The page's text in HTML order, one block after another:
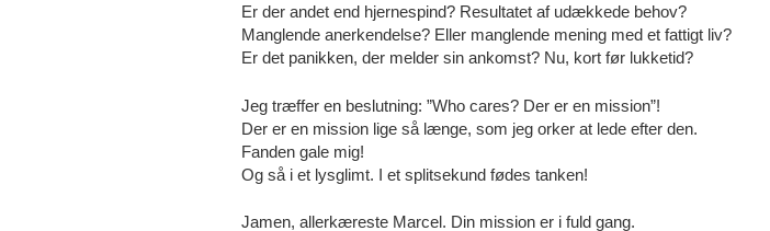
Er der andet end hjernespind? Resultatet af udækkede behov?
Manglende anerkendelse? Eller manglende mening med et fattigt liv?
Er det panikken, der melder sin ankomst? Nu, kort før lukketid?
Jeg træffer en beslutning: ”Who cares? Der er en mission”!
Der er en mission lige så længe, som jeg orker at lede efter den.
Fanden gale mig!
Og så i et lysglimt. I et splitsekund fødes tanken!
Jamen, allerkæreste Marcel. Din mission er i fuld gang.